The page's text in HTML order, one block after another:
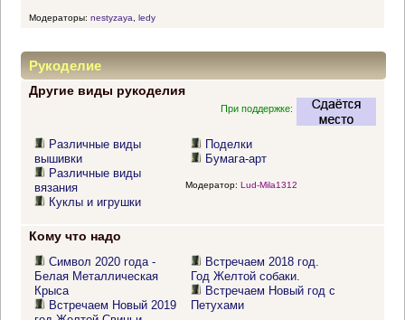
Модераторы: nestyzaya ledy
Рукоделие
Другие виды рукоделия
При поддержке:
Различные виды
вышивки
Различные виды
вязания
Куклы и игрушки
Поделки
Бумага-арт
Модератор: Lud-Mila1312
Кому что надо
Символ 2020 года -
Белая Металлическая
Крыса
Встречаем Новый 2019
Встречаем 2018 год.
Год Желтой собаки.
Встречаем Новый год с
Петухами